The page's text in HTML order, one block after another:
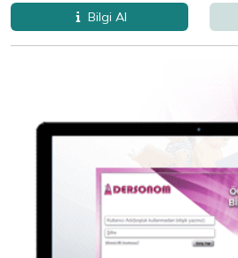
Bilgi Al